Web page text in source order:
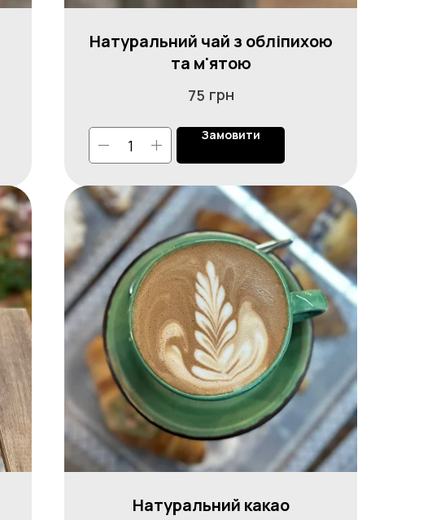
Натуральний чай з обліпихою
та м'ятою
75 грн
Замовити
Натуральний какао